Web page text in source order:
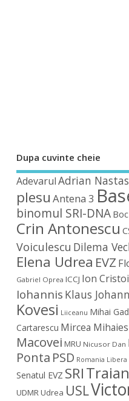
Dupa cuvinte cheie
Adevarul Adrian
plesu Antena 3
binomul SRI-DNA Boc
Crin Antonescu
Voiculescu Dilema
Elena Udrea EVZ
Gabriel Oprea ICCJ Ion
Iohannis Klaus
Kovesi Liiceanu Mihai
Cartarescu Mircea Mihaies
Macovei MRU Nicusor Dan
Ponta PSD Romania Libera
Senatul EVZ SRI
UDMRUdrea USL